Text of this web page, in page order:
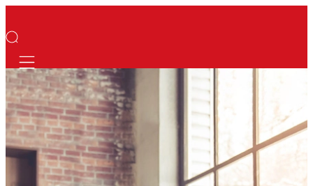
Mobile navigation